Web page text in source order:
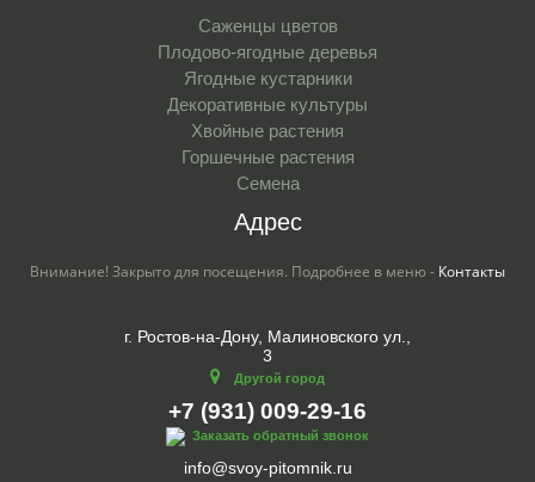
Саженцы цветов
Плодово-ягодные деревья
Ягодные кустарники
Декоративные культуры
Хвойные растения
Горшечные растения
Семена
Адрес
Внимание! Закрыто для посещения. Подробнее в меню - Контакты
г. Ростов-на-Дону, Малиновского ул.,
3
Другой город
+7 (931) 009-29-16
Заказать обратный звонок
info@svoy-pitomnik.ru